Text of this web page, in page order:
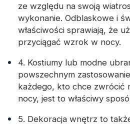
ze względu na swoją
wykonanie. Odblaskowe i
właściwości sprawiają, że
przyciągać wzrok w nocy.
4. Kostiumy lub modne
powszechnym
każdego, kto chce zwrócić
nocy, jest to właściwy
5. Dekoracja wnętrz to